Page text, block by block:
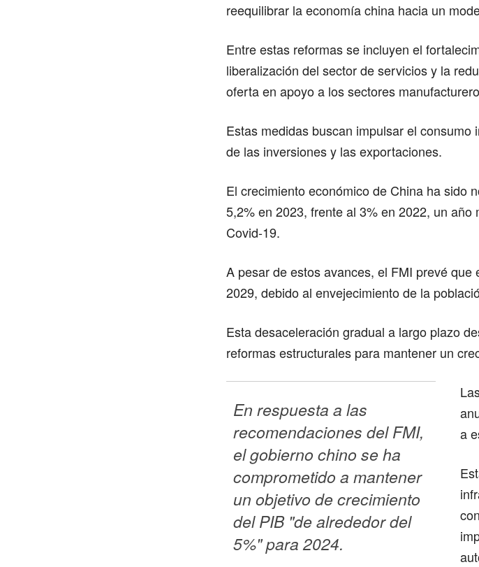
reequilibrar la economía china hacia un
Entre estas reformas se incluyen el
liberalización del sector de servicios y la
oferta en apoyo a los sectores
Estas medidas buscan impulsar el
de las inversiones y las exportaciones.
El crecimiento económico de China ha sido
5,2% en 2023, frente al 3% en 2022, un
Covid-19.
A pesar de estos avances, el FMI prevé
2029, debido al envejecimiento de la
Esta desaceleración gradual a largo plazo
reformas estructurales para mantener un
En respuesta a las
recomendaciones del FMI,
el gobierno chino se ha
comprometido a mantener
un objetivo de crecimiento
del PIB "de alrededor del
5%" para 2024.
a